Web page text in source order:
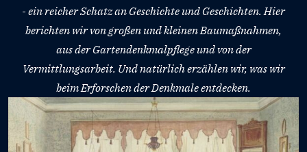
- ein reicher Schatz an Geschichte und Geschichten. Hier
berichten wir von großen und kleinen Baumaßnahmen,
aus der Gartendenkmalpflege und von der
Vermittlungsarbeit. Und natürlich erzählen wir, was wir
beim Erforschen der Denkmale entdecken.